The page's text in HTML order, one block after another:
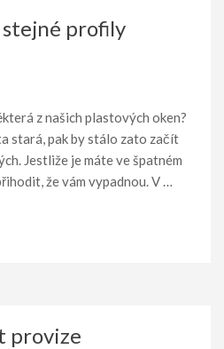
profily
z našich plastových oken?
stará, pak by stálo zato začít
Jestliže je máte ve špatném
že vám vypadnou. V …
provize